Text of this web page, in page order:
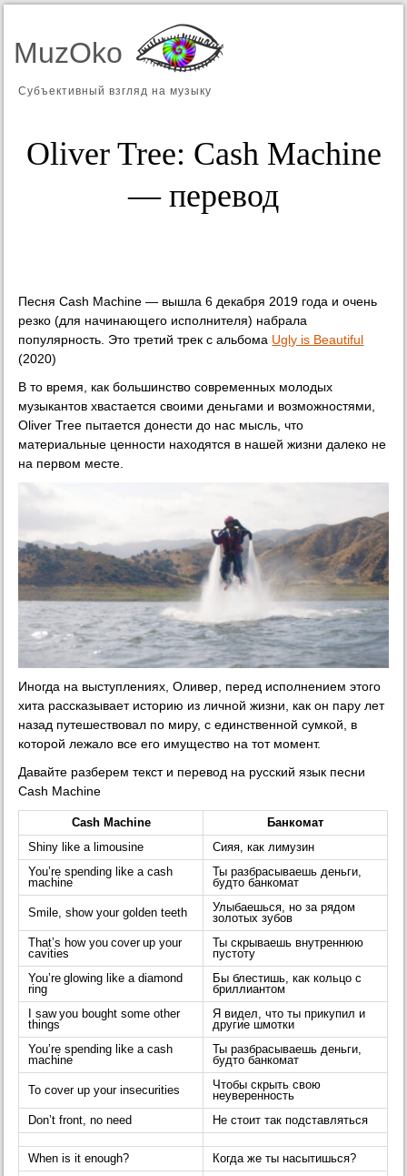
MuzOko
Субъективный взгляд на музыку
Oliver Tree: Cash Machine
— перевод
Песня Cash Machine — вышла 6 декабря 2019 года и очень
резко (для начинающего исполнителя) набрала
популярность. Это третий трек с альбома Ugly is Beautiful
(2020)
В то время, как большинство современных молодых
музыкантов хвастается своими деньгами и возможностями,
Oliver Tree пытается донести до нас мысль, что
материальные ценности находятся в нашей жизни далеко не
на первом месте.
Иногда на выступлениях, Оливер, перед исполнением этого
хита рассказывает историю из личной жизни, как он пару лет
назад путешествовал по миру, с единственной сумкой, в
которой лежало все его имущество на тот момент.
Давайте разберем текст и перевод на русский язык песни
Cash Machine
Cash Machine
Банкомат
Shiny like a limousine
Сияя, как лимузин
You’re spending like a cash
machine
Ты разбрасываешь деньги,
будто банкомат
Smile, show your golden teeth
Улыбаешься, но за рядом
золотых зубов
That’s how you cover up your
cavities
Ты скрываешь внутреннюю
пустоту
You’re glowing like a diamond
ring
Бы блестишь, как кольцо с
бриллиантом
I saw you bought some other
things
Я видел, что ты прикупил и
другие шмотки
You’re spending like a cash
machine
Ты разбрасываешь деньги,
будто банкомат
To cover up your insecurities
Чтобы скрыть свою
неуверенность
Don’t front, no need
Не стоит так подставляться
When is it enough?
Когда же ты насытишься?